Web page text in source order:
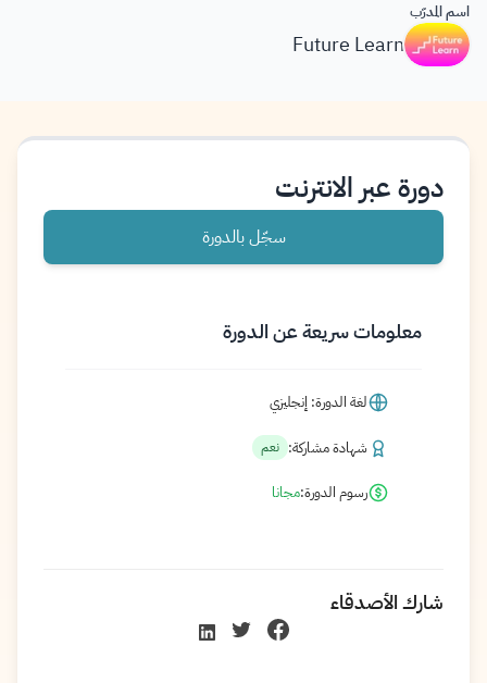
اسم المدرّب
Future Learn
دورة عبر الانترنت
سجّل بالدورة
معلومات سريعة عن الدورة
لغة الدورة: إنجليزي
شهادة مشاركة: نعم
رسوم الدورة:مجانا
شارك الأصدقاء